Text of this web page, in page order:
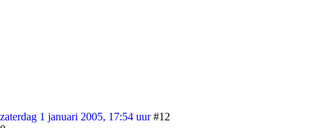
zaterdag 1 januari 2005, 17:54 uur #12